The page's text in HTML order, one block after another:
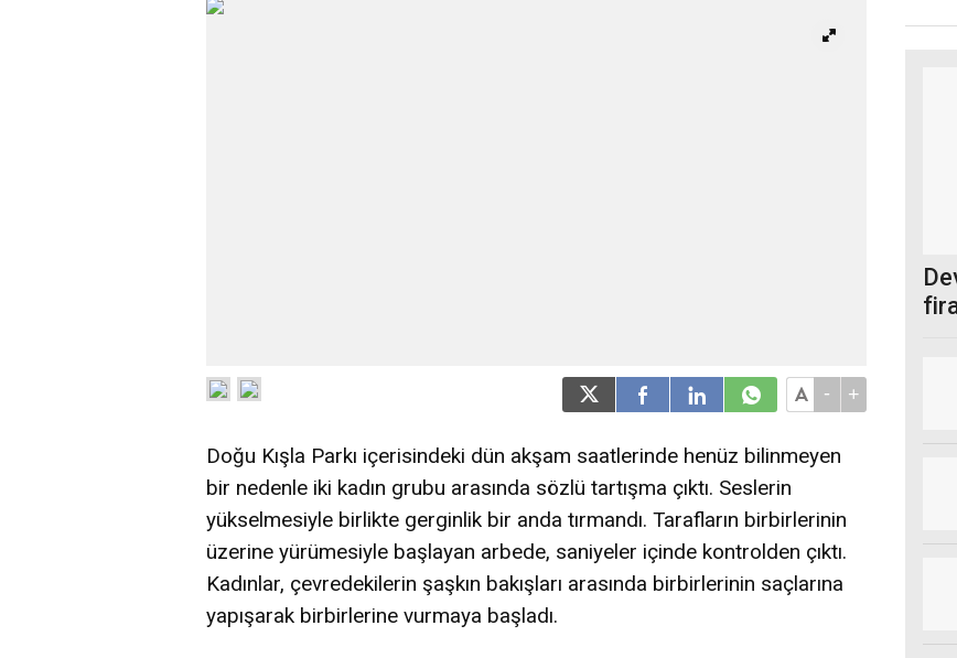
- +
Doğu Kışla Parkı içerisindeki dün akşam saatlerinde henüz bilinmeyen
bir nedenle iki kadın grubu arasında sözlü tartışma çıktı. Seslerin
yükselmesiyle birlikte gerginlik bir anda tırmandı. Tarafların birbirlerinin
üzerine yürümesiyle başlayan arbede, saniyeler içinde kontrolden çıktı.
Kadınlar, çevredekilerin şaşkın bakışları arasında birbirlerinin saçlarına
yapışarak birbirlerine vurmaya başladı.